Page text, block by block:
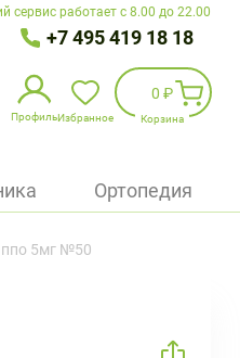
сервис работает с 8.00 до 22.00
+7 495 419 18 18
ПрофильИзбранное
0 ₽
Корзина
Ортопедия
ппо 5мг №50